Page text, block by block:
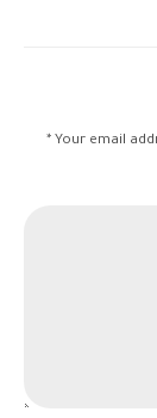
Your email